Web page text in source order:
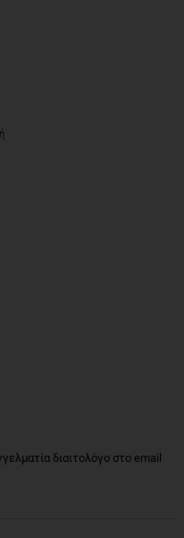
διαιτολόγο στο email